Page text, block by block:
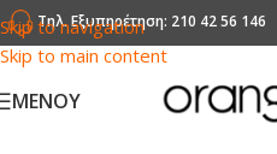
Skip to navigation
Skip to main content
Τηλ. Εξυπηρέτηση: 210 42 56 146
MENOY